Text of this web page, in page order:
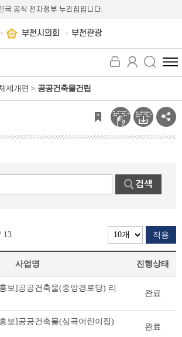
국 공식 전자정부 누리집입니다.
부천시의회 부천관광
전
체
뉴
보
기
제개편 > 공공건축물건립
13 적용
사업명 진행상태
보]공공건축물(중앙경로당) 리
완료
보]공공건축물(심곡어린이집)
완료